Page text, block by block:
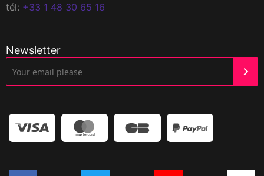
tél: +33 1 48 30 65 16
Newsletter